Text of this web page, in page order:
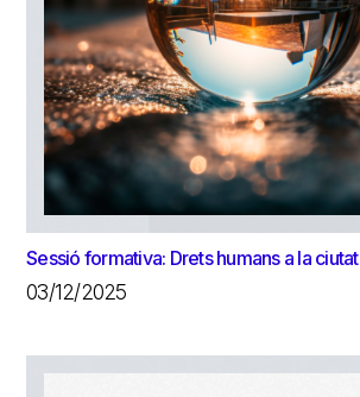
Sessió formativa: Drets humans a la ciutat
03/12/2025